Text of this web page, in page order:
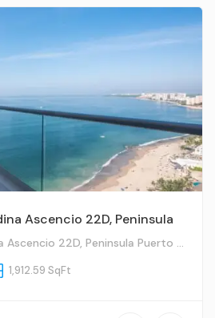
Ascencio 22D, Peninsula
2485 BLV. Fco. Medina Ascencio 22D, Peninsula Puerto Vallarta, JA
1,912.59 SqFt